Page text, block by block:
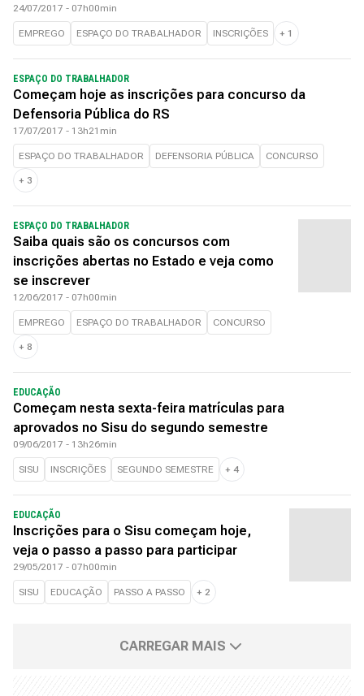
24/07/2017 - 07h00min
EMPREGO ESPAÇO DO TRABALHADOR INSCRIÇÕES + 1
ESPAÇO DO TRABALHADOR
Começam hoje as inscrições para concurso da
Defensoria Pública do RS
17/07/2017 - 13h21min
ESPAÇO DO TRABALHADOR DEFENSORIA PÚBLICA CONCURSO
+ 3
ESPAÇO DO TRABALHADOR
Saiba quais são os concursos com
inscrições abertas no Estado e veja como
se inscrever
12/06/2017 - 07h00min
EMPREGO ESPAÇO DO TRABALHADOR CONCURSO
+ 8
EDUCAÇÃO
Começam nesta sexta-feira matrículas para
aprovados no Sisu do segundo semestre
09/06/2017 - 13h26min
SISU INSCRIÇÕES SEGUNDO SEMESTRE + 4
EDUCAÇÃO
Inscrições para o Sisu começam hoje,
veja o passo a passo para participar
29/05/2017 - 07h00min
SISU EDUCAÇÃO PASSO A PASSO + 2
CARREGAR MAIS